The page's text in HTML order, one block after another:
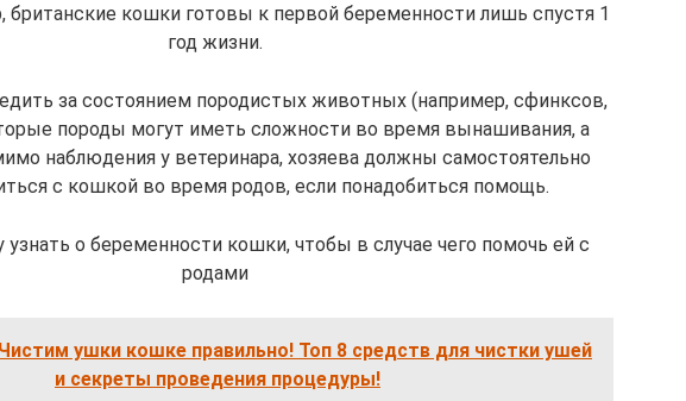
британские кошки готовы к первой беременности лишь спустя 1
год жизни.
за состоянием породистых животных (например, сфинксов,
породы могут иметь сложности во время вынашивания, а
наблюдения у ветеринара, хозяева должны самостоятельно
с кошкой во время родов, если понадобиться помощь.
узнать о беременности кошки, чтобы в случае чего помочь ей с
родами
Чистим ушки кошке правильно! Топ 8 средств для чистки ушей
и секреты проведения процедуры!